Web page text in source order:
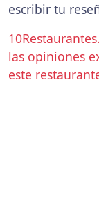
escribir tu
las opiniones
este